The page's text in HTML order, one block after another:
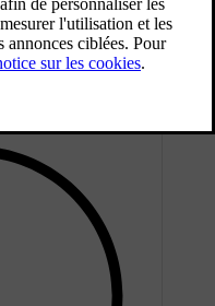
la voiture est stationnée
sont possibles, par